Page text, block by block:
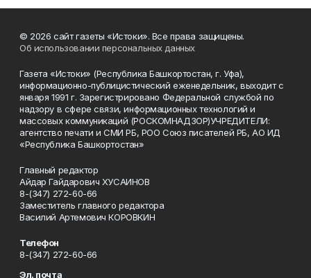
© 2026 сайт газеты «Истоки». Все права защищены.
Об использовании персональных данных
Газета «Истоки» (Республика Башкортостан, г. Уфа),
информационно-публицистический еженедельник, выходит с
января 1991 г. Зарегистрировано Федеральной службой по
надзору в сфере связи, информационных технологий и
массовых коммуникаций (РОСКОМНАДЗОР)УЧРЕДИТЕЛИ:
агентство печати и СМИ РБ, РОО Союз писателей РБ, АО ИД
«Республика Башкортостан»
Главный редактор
Айдар Гайдарович ХУСАИНОВ
8-(347) 272-60-66
Заместитель главного редактора
Василий Артемович КОРОВКИН
Телефон
8-(347) 272-60-66
Эл. почта